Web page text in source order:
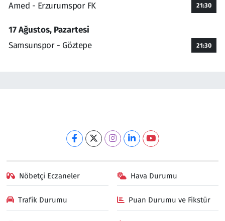
Amed - Erzurumspor FK 21:30
17 Ağustos, Pazartesi
Samsunspor - Göztepe
21:30
Nöbetçi Eczaneler Hava Durumu
Trafik Durumu Puan Durumu ve Fikstür